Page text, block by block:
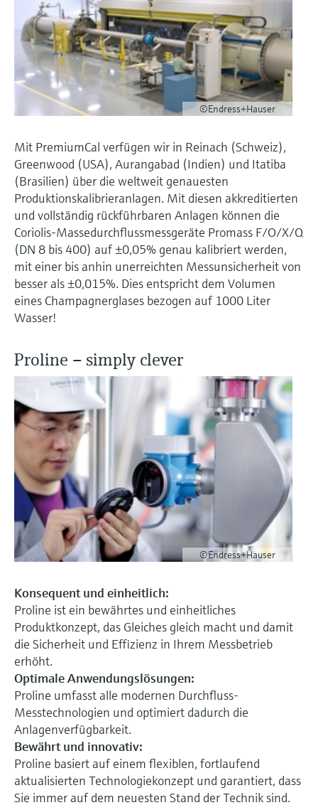
©Endress+Hauser
Mit PremiumCal verfügen wir in Reinach (Schweiz),
Greenwood (USA), Aurangabad (Indien) und Itatiba
(Brasilien) über die weltweit genauesten
Produktionskalibrieranlagen. Mit diesen akkreditierten
und vollständig rückführbaren Anlagen können die
Coriolis-Massedurchflussmessgeräte Promass F/O/X/Q
(DN 8 bis 400) auf ±0,05% genau kalibriert werden,
mit einer bis anhin unerreichten Messunsicherheit von
besser als ±0,015%. Dies entspricht dem Volumen
eines Champagnerglases bezogen auf 1000 Liter
Wasser!
Proline – simply clever
©Endress+Hauser
Konsequent und einheitlich:
Proline ist ein bewährtes und einheitliches
Produktkonzept, das Gleiches gleich macht und damit
die Sicherheit und Effizienz in Ihrem Messbetrieb
erhöht.
Optimale Anwendungslösungen:
Proline umfasst alle modernen Durchfluss-
Messtechnologien und optimiert dadurch die
Anlagenverfügbarkeit.
Bewährt und innovativ:
Proline basiert auf einem flexiblen, fortlaufend
aktualisierten Technologiekonzept und garantiert, dass
Sie immer auf dem neuesten Stand der Technik sind.